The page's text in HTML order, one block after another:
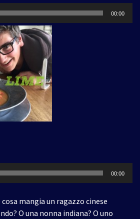
00:00
00:00
mangia un ragazzo cinese
O una nonna indiana? O uno